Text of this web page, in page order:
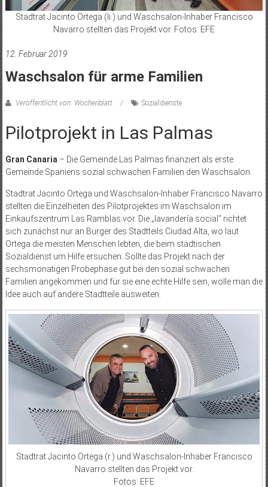
Stadtrat Jacinto Ortega (li.) und Waschsalon-Inhaber Francisco
Navarro stellten das Projekt vor. Fotos: EFE
12. Februar 2019
Waschsalon für arme Familien
Veröffentlicht von: Wochenblatt Sozialdienste
Pilotprojekt in Las Palmas
Gran Canaria– Die Gemeinde Las Palmas finanziert als erste
Gemeinde Spaniens sozial schwachen Familien den Waschsalon.
Stadtrat Jacinto Ortega und Waschsalon-Inhaber Francisco Navarro
stellten die Einzelheiten des Pilotprojektes im Waschsalon im
Einkaufszentrum Las Ramblas vor. Die „lavandería social“ richtet
sich zunächst nur an Bürger des Stadtteils Ciudad Alta, wo laut
Ortega die meisten Menschen lebten, die beim städtischen
Sozialdienst um Hilfe ersuchen. Sollte das Projekt nach der
sechsmonatigen Probephase gut bei den sozial schwachen
Familien angekommen und für sie eine echte Hilfe sein, wolle man die
Idee auch auf andere Stadtteile ausweiten.
Stadtrat Jacinto Ortega (r.) und Waschsalon-Inhaber Francisco
Navarro stellten das Projekt vor.
Fotos: EFE